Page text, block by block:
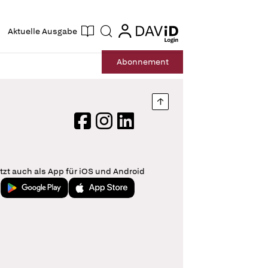
Aktuelle Ausgabe Suche login
login
Abonnement
Nach oben springen
FacebookInstagram
LinkedIn
auch als App für iOS und Android
Jetzt bei Google PlayLaden im App Store